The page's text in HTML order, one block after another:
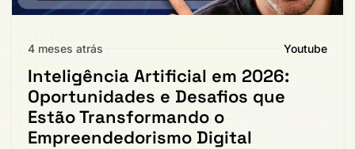
4 meses atrás Youtube
Inteligência Artificial em 2026:
Oportunidades e Desafios que
Estão Transformando o
Empreendedorismo Digital